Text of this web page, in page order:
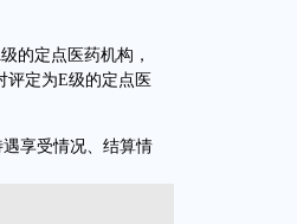
的定点医药机构，
评定为E级的定点医
享受情况、结算情